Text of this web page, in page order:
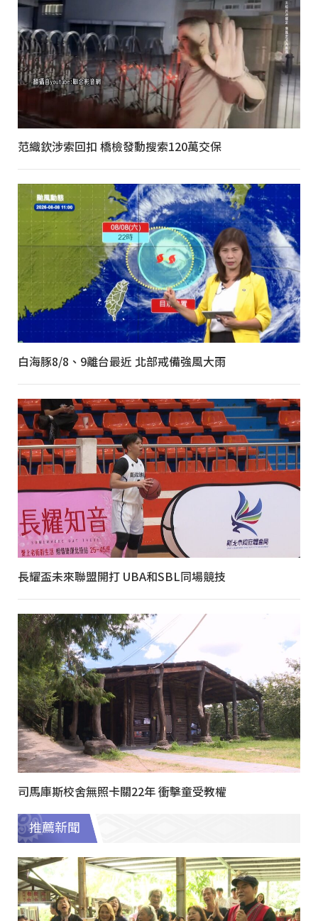
范織欽涉索回扣 橋檢發動搜索120萬交保
白海豚8/8、9離台最近 北部戒備強風大雨
長耀盃未來聯盟開打 UBA和SBL同場競技
司馬庫斯校舍無照卡關22年 衝擊童受教權
推薦新聞